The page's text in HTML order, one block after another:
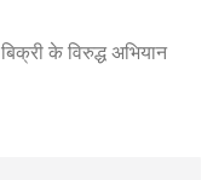
के विरुद्ध अभियान